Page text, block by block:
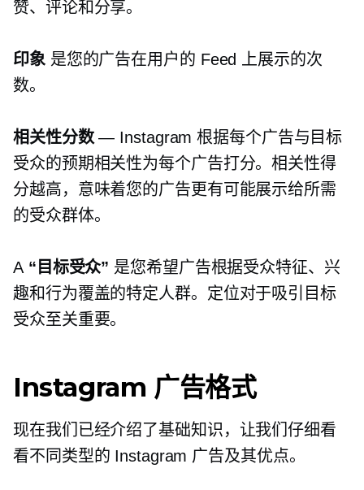
赞、评论和分享。
印象是您的广告在用户的 Feed 上展示的次
数。
相关性分数— Instagram 根据每个广告与目标
受众的预期相关性为每个广告打分。相关性得
分越高，意味着您的广告更有可能展示给所需
的受众群体。
A “目标受众” 是您希望广告根据受众特征、兴
趣和行为覆盖的特定人群。定位对于吸引目标
受众至关重要。
Instagram 广告格式
现在我们已经介绍了基础知识，让我们仔细看
看不同类型的 Instagram 广告及其优点。